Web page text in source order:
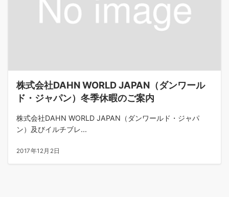
株式会社DAHN WORLD JAPAN（ダンワール
ド・ジャパン）冬季休暇のご案内
株式会社DAHN WORLD JAPAN（ダンワールド・ジャパ
ン）及びイルチブレ...
2017年12月2日